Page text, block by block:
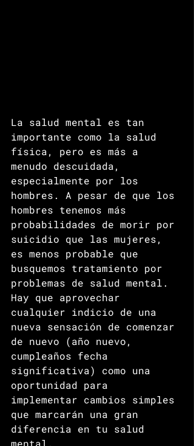
La salud mental es tan
importante como la salud
física, pero es más a
menudo descuidada,
especialmente por los
hombres. A pesar de que los
hombres tenemos más
probabilidades de morir por
suicidio que las mujeres,
es menos probable que
busquemos tratamiento por
problemas de salud mental.
Hay que aprovechar
cualquier indicio de una
nueva sensación de comenzar
de nuevo (año nuevo,
cumpleaños fecha
significativa) como una
oportunidad para
implementar cambios simples
que marcarán una gran
diferencia en tu salud